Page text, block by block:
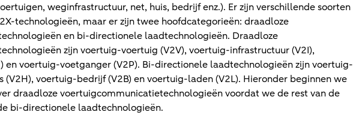
weginfrastructuur, net, huis, bedrijf enz.). Er zijn verschillende soorten
technologieën, maar er zijn twee hoofdcategorieën: draadloze
en bi-directionele laadtechnologieën. Draadloze
zijn voertuig-voertuig (V2V), voertuig-infrastructuur (V2I),
en voertuig-voetganger (V2P). Bi-directionele laadtechnologieën zijn voertuig-
(V2H), voertuig-bedrijf (V2B) en voertuig-laden (V2L). Hieronder beginnen we
draadloze voertuigcommunicatietechnologieën voordat we de rest van de
bi-directionele laadtechnologieën.